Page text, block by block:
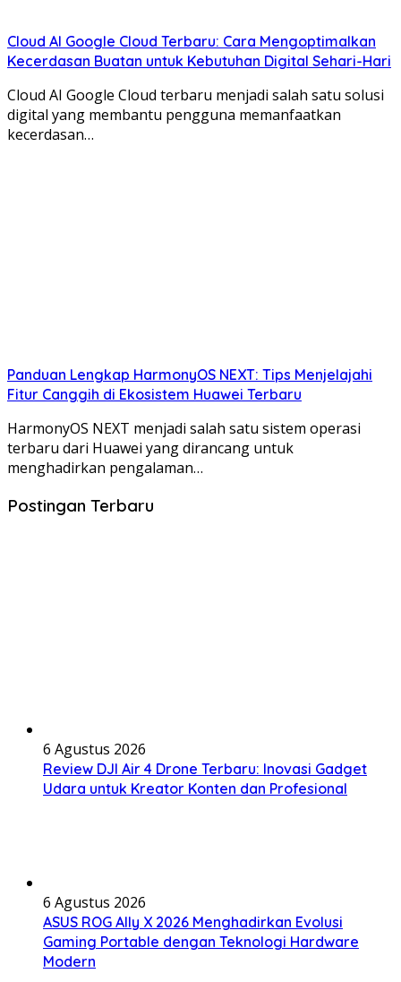
Cloud AI Google Cloud Terbaru: Cara Mengoptimalkan
Kecerdasan Buatan untuk Kebutuhan Digital Sehari-Hari
Cloud AI Google Cloud terbaru menjadi salah satu solusi
digital yang membantu pengguna memanfaatkan
kecerdasan…
Panduan Lengkap HarmonyOS NEXT: Tips Menjelajahi
Fitur Canggih di Ekosistem Huawei Terbaru
HarmonyOS NEXT menjadi salah satu sistem operasi
terbaru dari Huawei yang dirancang untuk
menghadirkan pengalaman…
Postingan Terbaru
6 Agustus 2026
Review DJI Air 4 Drone Terbaru: Inovasi Gadget
Udara untuk Kreator Konten dan Profesional
6 Agustus 2026
ASUS ROG Ally X 2026 Menghadirkan Evolusi
Gaming Portable dengan Teknologi Hardware
Modern